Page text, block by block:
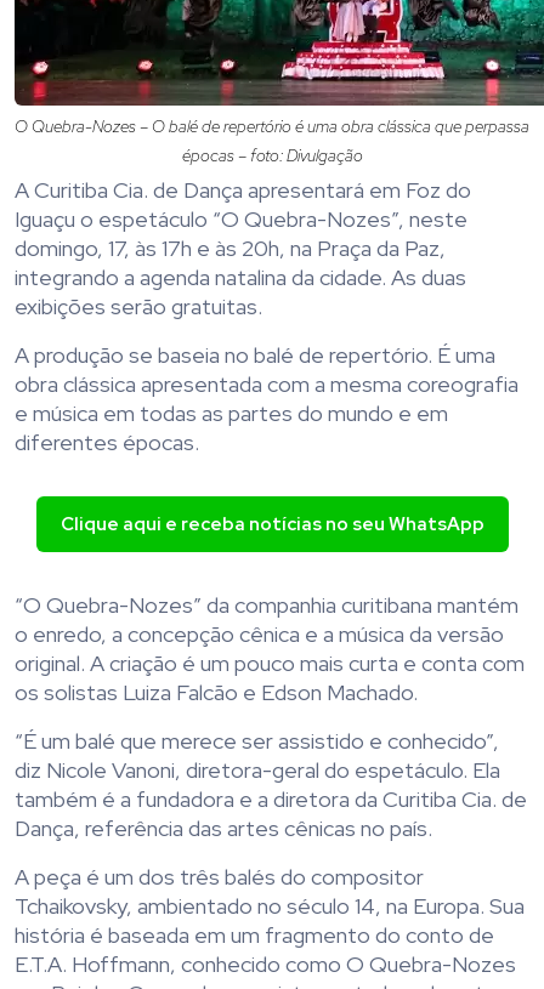
O Quebra-Nozes – O balé de repertório é uma obra clássica que perpassa
épocas – foto: Divulgação
A Curitiba Cia. de Dança apresentará em Foz do
Iguaçu o espetáculo “O Quebra-Nozes”, neste
domingo, 17, às 17h e às 20h, na Praça da Paz,
integrando a agenda natalina da cidade. As duas
exibições serão gratuitas.
A produção se baseia no balé de repertório. É uma
obra clássica apresentada com a mesma coreografia
e música em todas as partes do mundo e em
diferentes épocas.
Clique aqui e receba notícias no seu WhatsApp
“O Quebra-Nozes” da companhia curitibana mantém
o enredo, a concepção cênica e a música da versão
original. A criação é um pouco mais curta e conta com
os solistas Luiza Falcão e Edson Machado.
“É um balé que merece ser assistido e conhecido”,
diz Nicole Vanoni, diretora-geral do espetáculo. Ela
também é a fundadora e a diretora da Curitiba Cia. de
Dança, referência das artes cênicas no país.
A peça é um dos três balés do compositor
Tchaikovsky, ambientado no século 14, na Europa. Sua
história é baseada em um fragmento do conto de
E.T.A. Hoffmann, conhecido como O Quebra-Nozes